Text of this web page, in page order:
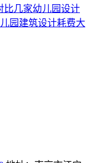
比几家幼儿园设计
园建筑设计耗费大